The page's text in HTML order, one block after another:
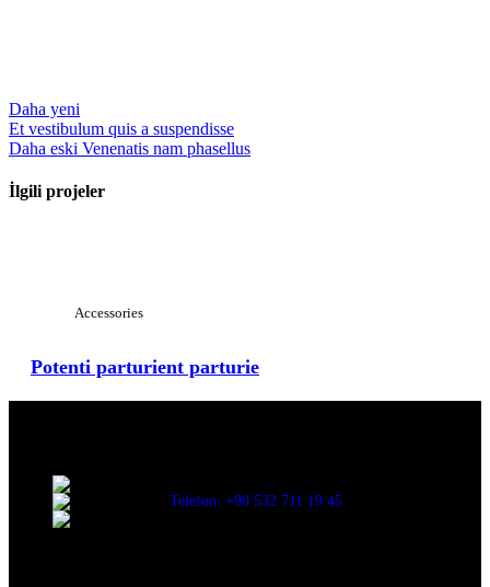
Daha yeni
Et vestibulum quis a suspendisse
Daha eski Venenatis nam phasellus
İlgili projeler
Accessories
Potenti parturient parturie
Telefon: +90 532 711 19 45